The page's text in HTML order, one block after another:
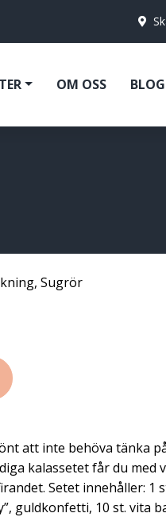
OM OSS
, Sugrör
att inte behöva tänka
kalassetet får du med
Setet innehåller: 1
guldkonfetti, 10 st. vita